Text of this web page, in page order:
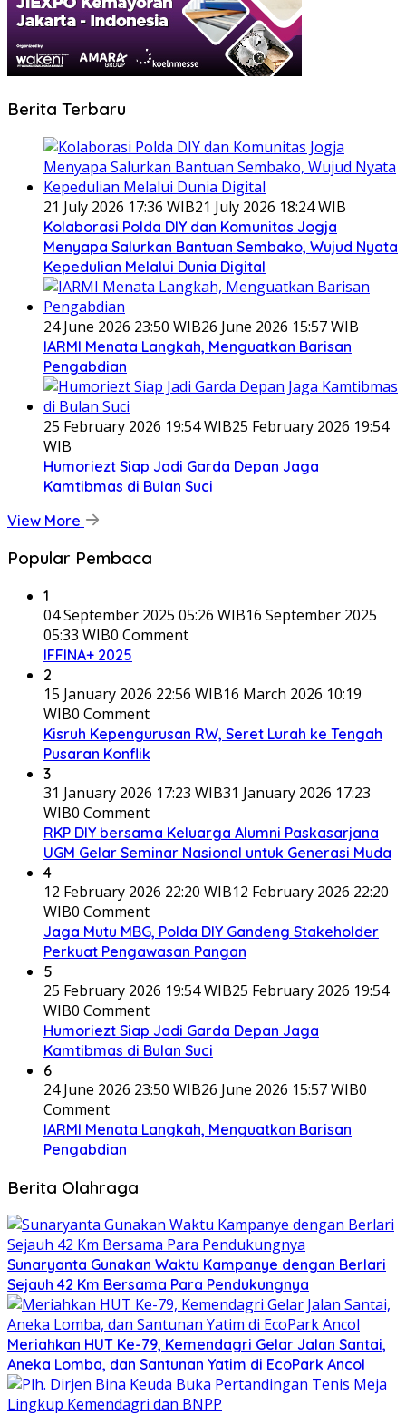
Berita Terbaru
21 July 2026 17:36 WIB21 July 2026 18:24 WIB
Kolaborasi Polda DIY dan Komunitas Jogja
Menyapa Salurkan Bantuan Sembako, Wujud Nyata
Kepedulian Melalui Dunia Digital
24 June 2026 23:50 WIB26 June 2026 15:57 WIB
IARMI Menata Langkah, Menguatkan Barisan
Pengabdian
25 February 2026 19:54 WIB25 February 2026 19:54
WIB
Humoriezt Siap Jadi Garda Depan Jaga
Kamtibmas di Bulan Suci
View More
Popular Pembaca
1
04 September 2025 05:26 WIB16 September 2025
05:33 WIB0 Comment
IFFINA+ 2025
2
15 January 2026 22:56 WIB16 March 2026 10:19
WIB0 Comment
Kisruh Kepengurusan RW, Seret Lurah ke Tengah
Pusaran Konflik
3
31 January 2026 17:23 WIB31 January 2026 17:23
WIB0 Comment
RKP DIY bersama Keluarga Alumni Paskasarjana
UGM Gelar Seminar Nasional untuk Generasi Muda
4
12 February 2026 22:20 WIB12 February 2026 22:20
WIB0 Comment
Jaga Mutu MBG, Polda DIY Gandeng Stakeholder
Perkuat Pengawasan Pangan
5
25 February 2026 19:54 WIB25 February 2026 19:54
WIB0 Comment
Humoriezt Siap Jadi Garda Depan Jaga
Kamtibmas di Bulan Suci
6
24 June 2026 23:50 WIB26 June 2026 15:57 WIB0
Comment
IARMI Menata Langkah, Menguatkan Barisan
Pengabdian
Berita Olahraga
Sunaryanta Gunakan Waktu Kampanye dengan Berlari
Sejauh 42 Km Bersama Para Pendukungnya
Meriahkan HUT Ke-79, Kemendagri Gelar Jalan Santai,
Aneka Lomba, dan Santunan Yatim di EcoPark Ancol